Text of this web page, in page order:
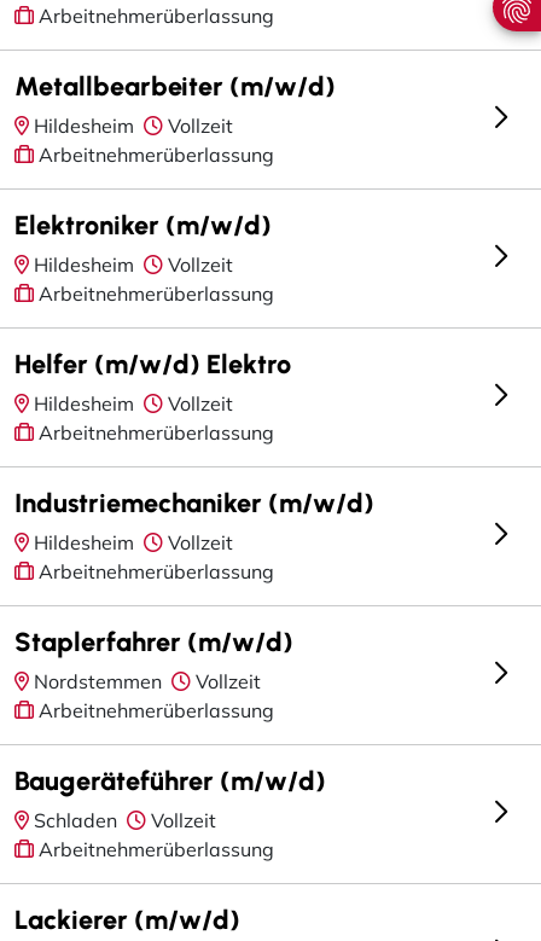
Arbeitnehmerüberlassung
Metallbearbeiter (m/w/d)
Hildesheim
Vollzeit
Arbeitnehmerüberlassung
Elektroniker (m/w/d)
Hildesheim
Vollzeit
Arbeitnehmerüberlassung
Helfer (m/w/d) Elektro
Hildesheim
Vollzeit
Arbeitnehmerüberlassung
Industriemechaniker (m/w/d)
Hildesheim
Vollzeit
Arbeitnehmerüberlassung
Staplerfahrer (m/w/d)
Nordstemmen
Vollzeit
Arbeitnehmerüberlassung
Baugeräteführer (m/w/d)
Schladen
Vollzeit
Arbeitnehmerüberlassung
Lackierer (m/w/d)